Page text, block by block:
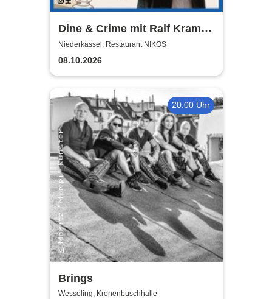
Dine & Crime mit Ralf Kramp |
Unterhaltsame Krimi-Lesung
Niederkassel, Restaurant NIKOS
08.10.2026
20:00 Uhr
Brings
Wesseling, Kronenbuschhalle